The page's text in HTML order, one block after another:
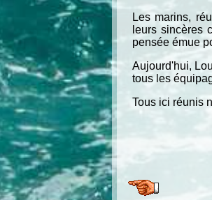
Les marins,
leurs sincères
pensée émue
Aujourd'hui,
tous les
Tous ici réunis